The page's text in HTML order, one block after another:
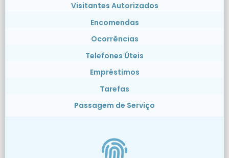
Visitantes Autorizados
Encomendas
Ocorrências
Telefones Úteis
Empréstimos
Tarefas
Passagem de Serviço